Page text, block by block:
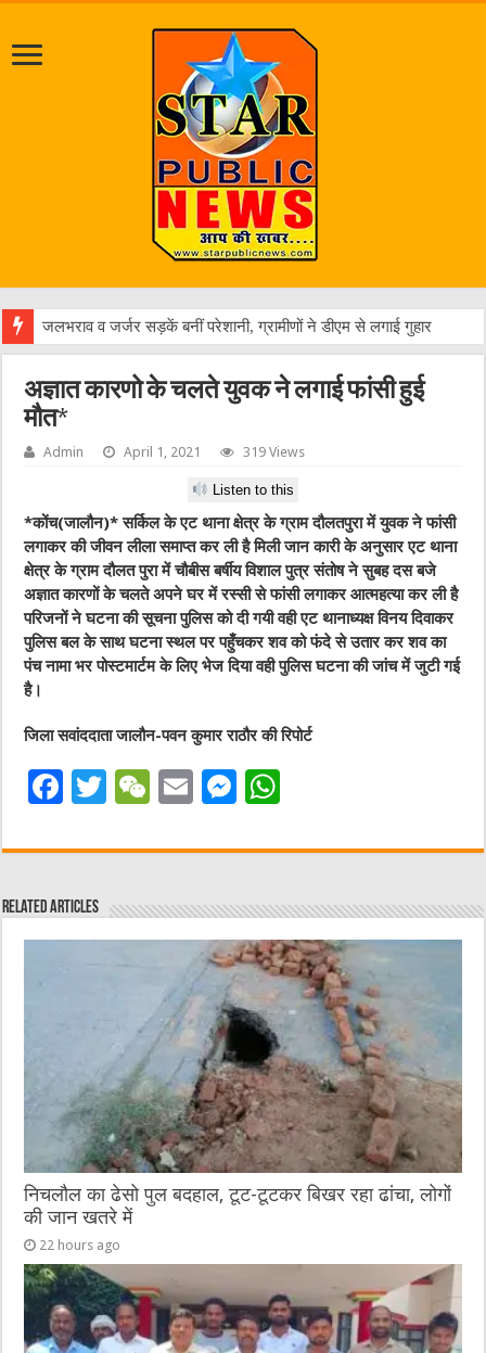
एक वार
अज्ञात कारणो के चलते युवक ने लगाई फांसी हुई
मौत*
Admin April 1, 2021 319 Views
Listen to this
*कोंच(जालौन)* सर्किल के एट थाना क्षेत्र के ग्राम दौलतपुरा में युवक ने फांसी
लगाकर की जीवन लीला समाप्त कर ली है मिली जान कारी के अनुसार एट थाना
क्षेत्र के ग्राम दौलत पुरा में चौबीस बर्षीय विशाल पुत्र संतोष ने सुबह दस बजे
अज्ञात कारणों के चलते अपने घर में रस्सी से फांसी लगाकर आत्महत्या कर ली है
परिजनों ने घटना की सूचना पुलिस को दी गयी वही एट थानाध्यक्ष विनय दिवाकर
पुलिस बल के साथ घटना स्थल पर पहुँचकर शव को फंदे से उतार कर शव का
पंच नामा भर पोस्टमार्टम के लिए भेज दिया वही पुलिस घटना की जांच में जुटी गई
है।
जिला सवांददाता जालौन-पवन कुमार राठौर की रिपोर्ट
F
c
e
b
T
it
r
W
C
at
E
ai
M
ss
n
g
er
at
A
p
p
Related Articles
निचलौल का ढेसो पुल बदहाल, टूट-टूटकर बिखर रहा ढांचा, लोगों
की जान खतरे में
22 hours ago